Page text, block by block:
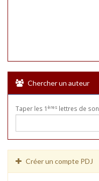
Chercher un auteur
Taper les 1 ères lettres de
Créer un compte PDJ